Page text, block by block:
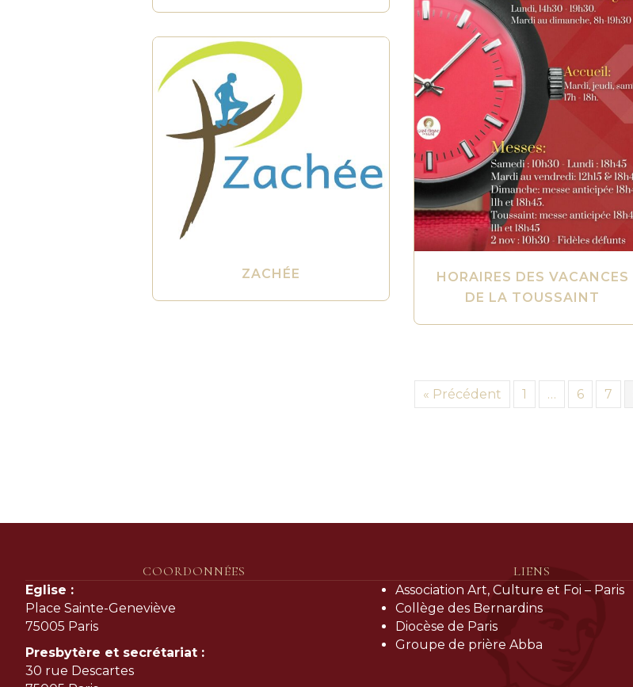
HORAIRES DES VACANCES
DE LA TOUSSAINT
ZACHÉE
« Précédent 1 … 6 7
COORDONNÉES
Eglise :
Place Sainte-Geneviève
75005 Paris
Presbytère et secrétariat :
30 rue Descartes
LIENS
Association Art, Culture et Foi – Paris
Collège des Bernardins
Diocèse de Paris
Groupe de prière Abba